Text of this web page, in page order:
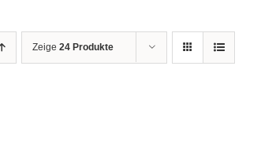
Zeige24 Produkte